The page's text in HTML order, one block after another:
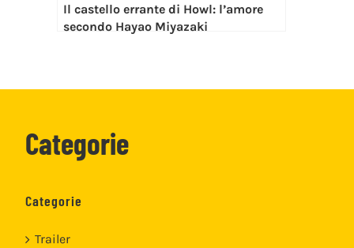
Il castello errante di Howl: l’amore
secondo Hayao Miyazaki
Categorie
Categorie
Trailer